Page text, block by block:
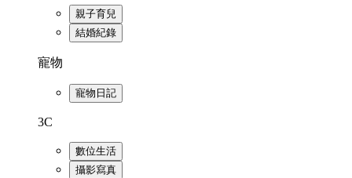
親子育兒
結婚紀錄
寵物
寵物日記
3C
數位生活
攝影寫真